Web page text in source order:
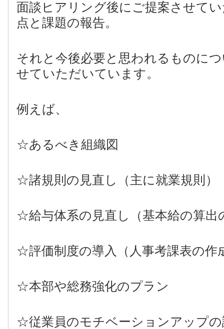
面談ヒアリング後にご提案させて
点と課題の報告。
それと今後必要と思われるものに
せていただいています。
例えば、
☆あるべき組織図
☆諸規則の見直し（主に就業規則）
☆給与体系の見直し（基本給の算出
☆評価制度の導入（人事考課表の作
☆本部や総務強化のプラン
☆従業員のモチベーションアップの